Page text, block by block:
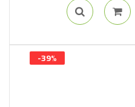
-39%